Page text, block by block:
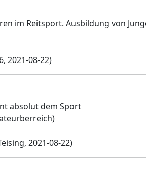
im Reitsport. Ausbildung von
2021-08-22)
absolut dem Sport
2021-08-22)